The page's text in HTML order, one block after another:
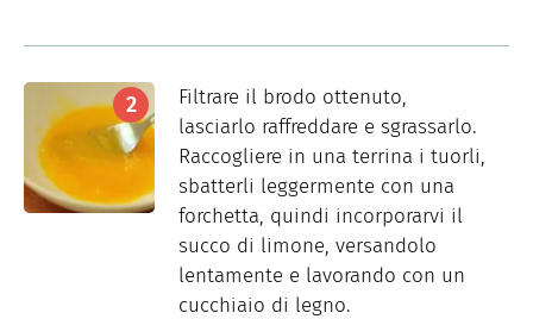
Filtrare il brodo ottenuto,
lasciarlo raffreddare e sgrassarlo.
Raccogliere in una terrina i tuorli,
sbatterli leggermente con una
forchetta, quindi incorporarvi il
succo di limone, versandolo
lentamente e lavorando con un
cucchiaio di legno.